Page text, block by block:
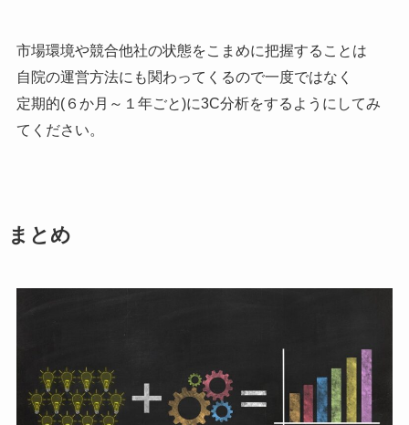
市場環境や競合他社の状態をこまめに把握することは
自院の運営方法にも関わってくるので一度ではなく
定期的(６か月～１年ごと)に3C分析をするようにしてみ
てください。
まとめ